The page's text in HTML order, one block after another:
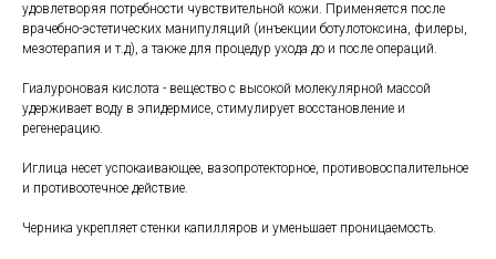
удовлетворяя потребности чувствительной кожи. Применяется после
врачебно-эстетических манипуляций (инъекции ботулотоксина, филеры,
мезотерапия и т.д), а также для процедур ухода до и после операций.
Гиалуроновая кислота - вещество с высокой молекулярной массой
удерживает воду в эпидермисе, стимулирует восстановление и
регенерацию.
Иглица несет успокаивающее, вазопротекторное, противовоспалительное
и противоотечное действие.
Черника укрепляет стенки капилляров и уменьшает проницаемость.